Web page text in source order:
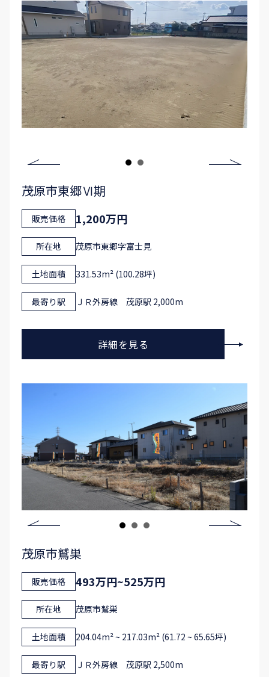
茂原市東郷Ⅵ期
販売価格 1,200万円
所在地 茂原市東郷字富士見
土地面積 331.53m² (100.28坪)
最寄り駅 ＪＲ外房線 茂原駅 2,000m
詳細を見る
茂原市鷲巣
販売価格 493万円~525万円
所在地 茂原市鷲巣
土地面積 204.04m² ~ 217.03m² (61.72 ~ 65.65坪)
最寄り駅 ＪＲ外房線 茂原駅 2,500m